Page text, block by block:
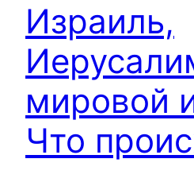
Израиль,
мировой
Что